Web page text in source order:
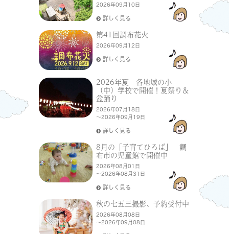
2026年09月10日
詳しく見る
第41回調布花火
2026年09月12日
詳しく見る
2026年夏 各地域の小
（中）学校で開催！夏祭り＆
盆踊り
2026年07月18日
～2026年09月19日
詳しく見る
8月の「子育てひろば」 調
布市の児童館で開催中
2026年08月01日
～2026年08月31日
詳しく見る
秋の七五三撮影、予約受付中
2026年08月08日
～2026年09月08日